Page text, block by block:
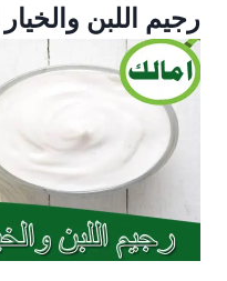
رجيم اللبن والخيار